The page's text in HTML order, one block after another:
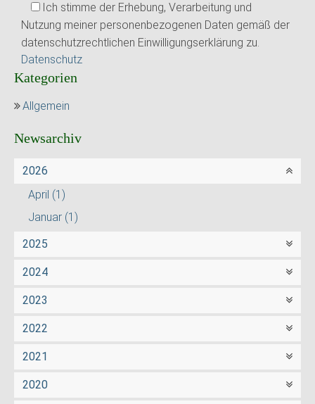
Ich stimme der Erhebung, Verarbeitung und
Nutzung meiner personenbezogenen Daten gemäß der
datenschutzrechtlichen Einwilligungserklärung zu.
Datenschutz
Kategorien
Allgemein
Newsarchiv
2026
April (1)
Januar (1)
2025
2024
2023
2022
2021
2020